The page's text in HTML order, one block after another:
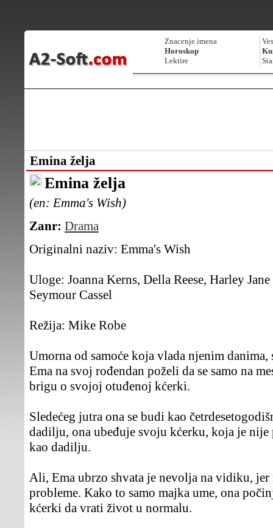
Znacenje imena
Horoskop
Lektire
Emina želja
Emina želja
(en: Emma's Wish)
Zanr: Drama
Originalni naziv: Emma's Wish
Uloge: Joanna Kerns, Della Reese, Harley
Seymour Cassel
Režija: Mike Robe
Umorna od samoće koja vlada njenim danima,
Ema na svoj rođendan poželi da se samo na
brigu o svojoj otuđenoj kćerki.
Sledećeg jutra ona se budi kao
dadilju, ona ubeđuje svoju kćerku, koja je nije
kao dadilju.
Ali, Ema ubrzo shvata je nevolja na vidiku, jer
probleme. Kako to samo majka ume, ona
kćerki da vrati život u normalu.